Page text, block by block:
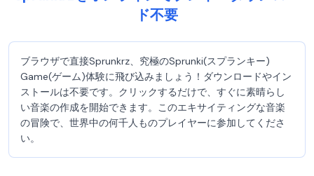
ド不要
ブラウザで直接Sprunkrz、究極のSprunki(スプランキー)
Game(ゲーム)体験に飛び込みましょう！ダウンロードやイン
ストールは不要です。クリックするだけで、すぐに素晴らし
い音楽の作成を開始できます。このエキサイティングな音楽
の冒険で、世界中の何千人ものプレイヤーに参加してくださ
い。